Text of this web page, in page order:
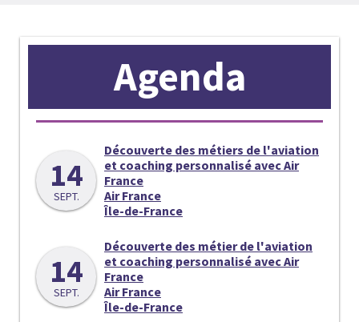
Agenda
14
SEPT.
Découverte des métiers de l'aviation
et coaching personnalisé avec Air
France
Air France
Île-de-France
14
SEPT.
Découverte des métier de l'aviation
et coaching personnalisé avec Air
France
Air France
Île-de-France